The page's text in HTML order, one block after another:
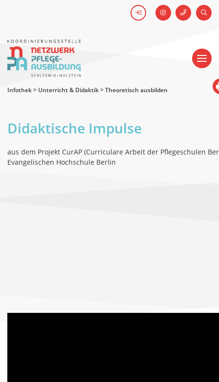
FACEBOOK
Holstein
Infothek> Unterricht & Didaktik>Theoretisch ausbilden
Didaktische Impulse
aus dem Projekt CurAP (Curriculare Arbeit der Pflegeschulen
Evangelischen Hochschule Berlin